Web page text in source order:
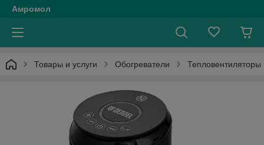
Амромол
Товары и услуги Обогреватели Тепловентиляторы